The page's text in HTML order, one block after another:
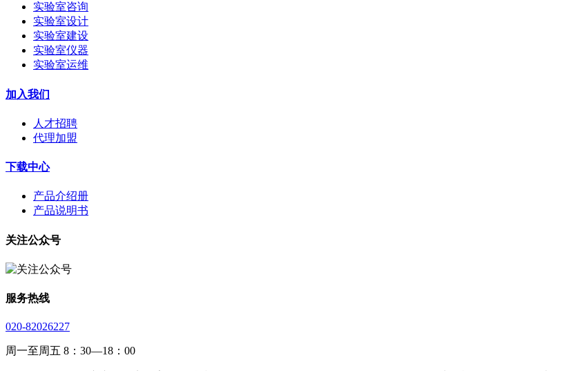
实验室咨询
实验室设计
实验室建设
实验室仪器
实验室运维
加入我们
人才招聘
代理加盟
下载中心
产品介绍册
产品说明书
关注公众号
服务热线
020-82026227
周一至周五 8：30—18：00